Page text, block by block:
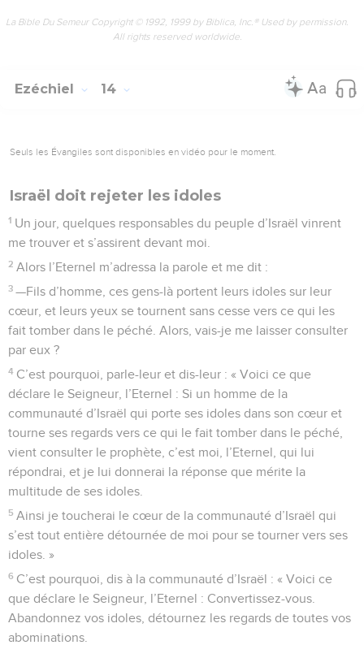
La Bible Du Semeur Copyright © 1992, 1999 by Biblica, Inc.® Used by permission.
All rights reserved worldwide.
Ezéchiel 14
Seuls les Évangiles sont disponibles en vidéo pour le moment.
Israël doit rejeter les idoles
1 Un jour, quelques responsables du peuple d’Israël vinrent
me trouver et s’assirent devant moi.
2 Alors l’Eternel m’adressa la parole et me dit :
3 —Fils d’homme, ces gens-là portent leurs idoles sur leur
cœur, et leurs yeux se tournent sans cesse vers ce qui les
fait tomber dans le péché. Alors, vais-je me laisser consulter
par eux ?
4 C’est pourquoi, parle-leur et dis-leur : « Voici ce que
déclare le Seigneur, l’Eternel : Si un homme de la
communauté d’Israël qui porte ses idoles dans son cœur et
tourne ses regards vers ce qui le fait tomber dans le péché,
vient consulter le prophète, c’est moi, l’Eternel, qui lui
répondrai, et je lui donnerai la réponse que mérite la
multitude de ses idoles.
5 Ainsi je toucherai le cœur de la communauté d’Israël qui
s’est tout entière détournée de moi pour se tourner vers ses
idoles. »
6 C’est pourquoi, dis à la communauté d’Israël : « Voici ce
que déclare le Seigneur, l’Eternel : Convertissez-vous.
Abandonnez vos idoles, détournez les regards de toutes vos
abominations.